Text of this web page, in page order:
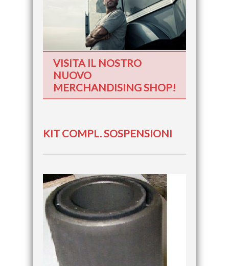
VISITA IL NOSTRO
NUOVO
MERCHANDISING SHOP!
KIT COMPL. SOSPENSIONI